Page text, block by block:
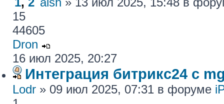
15
44605
Dron
16 июл 2025, 20:27
Интеграция битрикс24 с
Lodr » 09 июл 2025, 07:31 в форуме